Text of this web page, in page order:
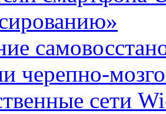
черепно-
сети